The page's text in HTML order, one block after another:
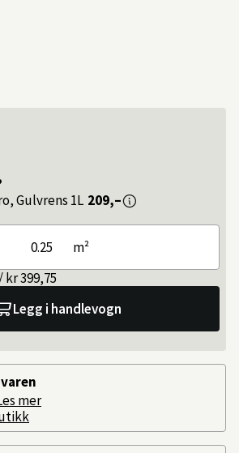
Gulvrens 1L 209,–
m²
kr 399,75
Legg i handlevogn
mer